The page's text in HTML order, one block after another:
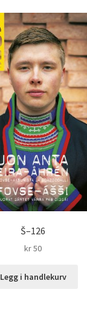
Š–126
kr50
Legg i handlekurv